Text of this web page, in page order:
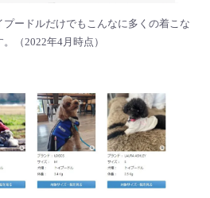
ードルだけでもこんなに多くの着こな
（2022年4月時点）